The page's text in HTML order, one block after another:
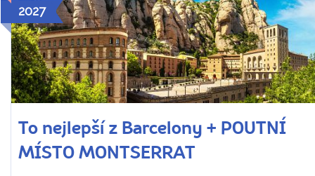
2027
To nejlepší z Barcelony + POUTNÍ
MÍSTO MONTSERRAT